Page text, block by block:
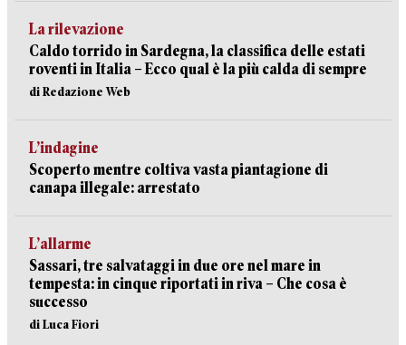
La rilevazione
Caldo torrido in Sardegna, la classifica delle estati
roventi in Italia – Ecco qual è la più calda di sempre
di Redazione Web
L’indagine
Scoperto mentre coltiva vasta piantagione di
canapa illegale: arrestato
L’allarme
Sassari, tre salvataggi in due ore nel mare in
tempesta: in cinque riportati in riva – Che cosa è
successo
di Luca Fiori